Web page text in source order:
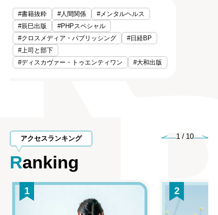
#書籍抜粋 #人間関係
#メンタルヘルス
#辰巳出版
#PHPスペシャル
#クロスメディア・パブリッシング
#日経BP
#上司と部下
#ディスカヴァー・トゥエンティワン
#大和出版
アクセスランキング
Ranking
1 / 10
1 2